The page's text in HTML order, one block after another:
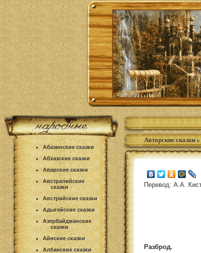
Абазинские сказки
Абхазские сказки
Аварские сказки
Австралийские
сказки
Австрийские сказки
Адыгейские сказки
Азербайджанские
сказки
Айнские сказки
Албанские сказки
Авторские сказки »
Перевод: А.А.
Разброд.